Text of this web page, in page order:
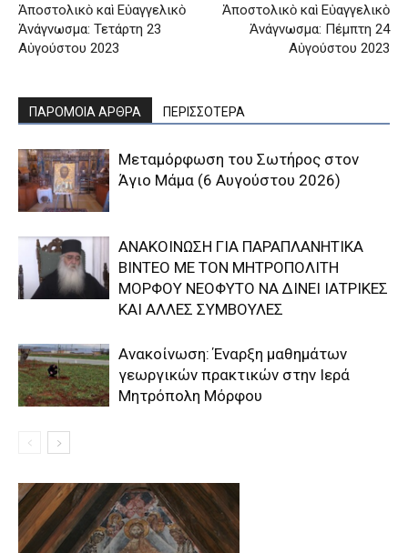
Ἀποστολικὸ καὶ Εὐαγγελικὸ
Ἀνάγνωσμα: Τετάρτη 23
Αὐγούστου 2023
Ἀποστολικὸ καὶ Εὐαγγελικὸ
Ἀνάγνωσμα: Πέμπτη 24
Αὐγούστου 2023
ΠΑΡΟΜΟΙΑ ΑΡΘΡΑ ΠΕΡΙΣΣΟΤΕΡΑ
Μεταμόρφωση του Σωτήρος στον
Άγιο Μάμα (6 Αυγούστου 2026)
ΑΝΑΚΟΙΝΩΣΗ ΓΙΑ ΠΑΡΑΠΛΑΝΗΤΙΚΑ
ΒΙΝΤΕΟ ΜΕ ΤΟΝ ΜΗΤΡΟΠΟΛΙΤΗ
ΜΟΡΦΟΥ ΝΕΟΦΥΤΟ ΝΑ ΔΙΝΕΙ ΙΑΤΡΙΚΕΣ
ΚΑΙ ΑΛΛΕΣ ΣΥΜΒΟΥΛΕΣ
Ανακοίνωση: Έναρξη μαθημάτων
γεωργικών πρακτικών στην Ιερά
Μητρόπολη Μόρφου